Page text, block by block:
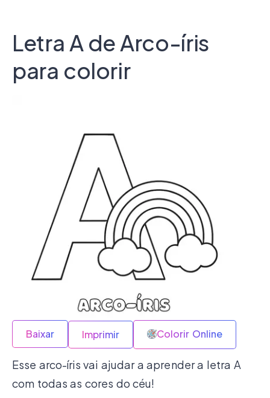
Letra A de Arco-íris
para colorir
Baixar Imprimir Colorir Online
Esse arco-íris vai ajudar a aprender a letra A
com todas as cores do céu!